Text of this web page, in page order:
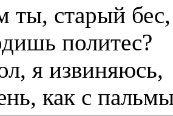
ты, старый бес,
политес?
я извиняюсь,
как с